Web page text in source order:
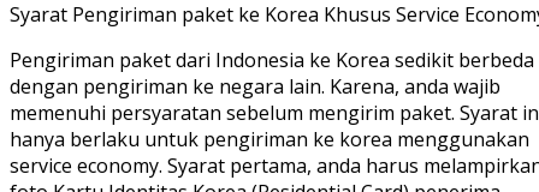
Syarat Pengiriman paket ke Korea Khusus Service
Pengiriman paket dari Indonesia ke Korea sedikit berbeda
dengan pengiriman ke negara lain. Karena, anda wajib
memenuhi persyaratan sebelum mengirim paket. Syarat
hanya berlaku untuk pengiriman ke korea menggunakan
service economy. Syarat pertama, anda harus